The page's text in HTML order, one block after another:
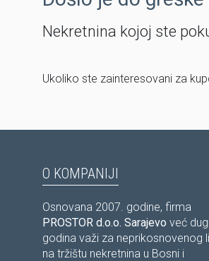
Nekretnina kojoj ste
Ukoliko ste zainteresovani za
O KOMPANIJI
Osnovana 2007. godine, firma
PROSTOR d.o.o. Sarajevo već
godina važi za neprikosnovenog
na tržištu nekretnina u Bosni i